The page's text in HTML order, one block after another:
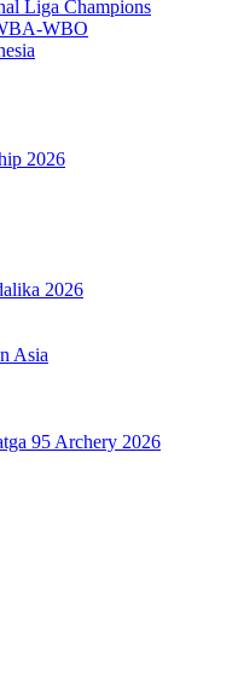
Liga Champions
WBO
2026
2026
Asia
95 Archery 2026